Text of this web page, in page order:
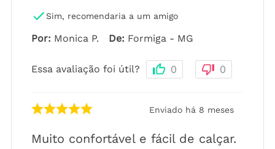
Sim, recomendaria a um amigo
Por: Monica P. De: Formiga - MG
Essa avaliação foi útil? 0 0
Enviado há 8 meses
Muito confortável e fácil de calçar.